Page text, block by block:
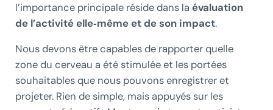
l’importance principale réside dans la évaluation
de l’activité elle‑même et de son impact.
Nous devons être capables de rapporter quelle
zone du cerveau a été stimulée et les portées
souhaitables que nous pouvons enregistrer et
projeter. Rien de simple, mais appuyés sur les